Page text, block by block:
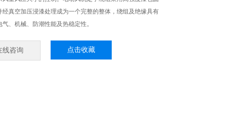
经真空加压浸漆处理成为一个完整的整体，绕组及绝缘具有
气、机械、防潮性能及热稳定性。
线咨询 点击收藏